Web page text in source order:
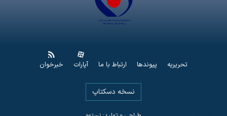
تحریریه پیوندها ارتباط با ما آپارات خبرخوان
نسخه دسکتاپ